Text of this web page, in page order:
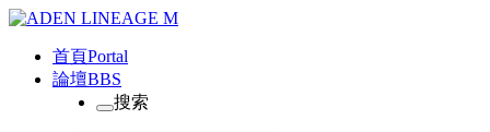
首頁Portal
論壇BBS
搜索